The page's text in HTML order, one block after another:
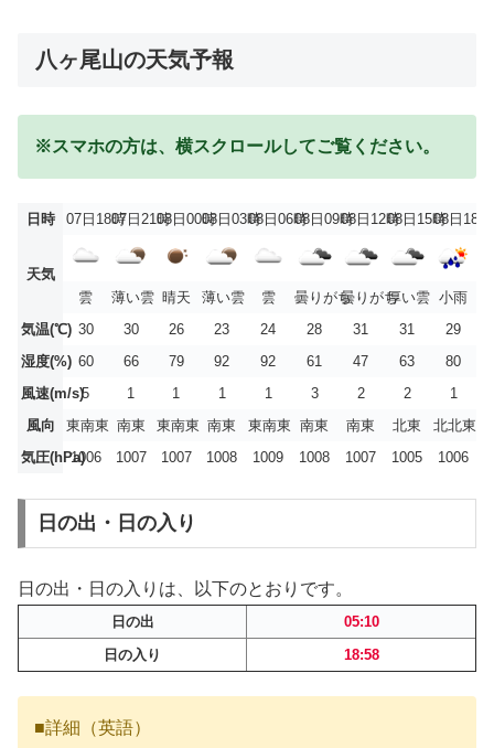
八ヶ尾山の天気予報
※スマホの方は、横スクロールしてご覧ください。
日時 07日18時07日21時08日00時08日03時08日06時08日09時08日12時08日15時08日18時
天気
雲
薄い雲 晴天 薄い雲 雲 曇りがち曇りがち厚い雲 小雨
気温(℃) 30 30 26 23 24 28 31 31
29
湿度(%) 60 66 79 92 92 61 47 63
80
風速(m/s)5 1 1 1 1 3 2 2
1
風向
東南東 南東 東南東 南東 東南東 南東 南東 北東
北北東
気圧(hPa)1006 1007 1007 1008 1009 1008 1007 1005 1006
日の出・日の入り
日の出・日の入りは、以下のとおりです。
日の出
05:10
日の入り
18:58
■詳細（英語）